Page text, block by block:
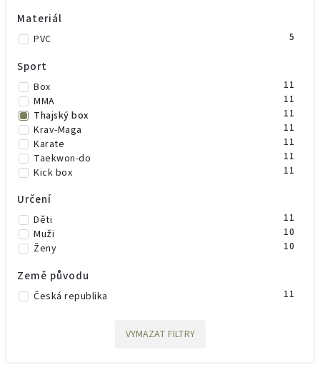
Materiál
PVC 5
Sport
Box 11
MMA 11
Thajský box 11
Krav-Maga 11
Karate 11
Taekwon-do 11
Kick box 11
Určení
Děti 11
Muži 10
Ženy 10
Země původu
Česká republika 11
VYMAZAT FILTRY